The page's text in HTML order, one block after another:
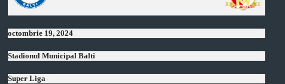
octombrie 19, 2024
Stadionul Municipal Balti
Super Liga